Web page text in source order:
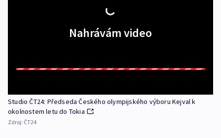
Nahrávám video
Studio ČT24: Předseda Českého olympijského výboru Kejval k
okolnostem letu do Tokia
Zdroj: ČT24